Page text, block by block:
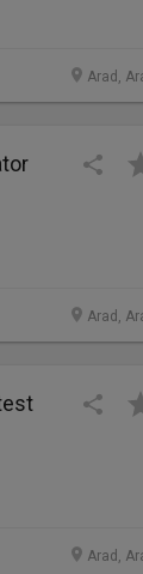
Arad,
Arad,
Arad,